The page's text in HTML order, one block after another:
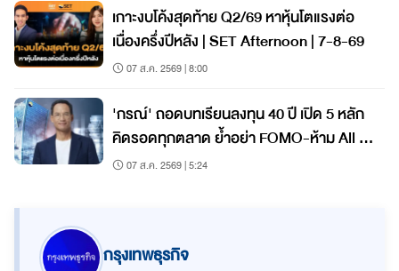
เกาะงบโค้งสุดท้าย Q2/69 หาหุ้นโตแรงต่อ
เนื่องครึ่งปีหลัง | SET Afternoon | 7-8-69
07 ส.ค. 2569 | 8:00
'กรณ์' ถอดบทเรียนลงทุน 40 ปี เปิด 5 หลัก
คิดรอดทุกตลาด ย้ำอย่า FOMO-ห้าม All In
วินัยคือ กุญแจสร้างมั่งคั่ง
07 ส.ค. 2569 | 5:24
กรุงเทพธุรกิจ